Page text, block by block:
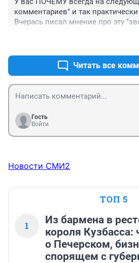
комментариев" и так
Вчерась писал мнение про эту
Читать все
Гость
Войти
Новости СМИ2
ТОП 5
1
Из бармена в
короля
о Печерском,
спорящем с